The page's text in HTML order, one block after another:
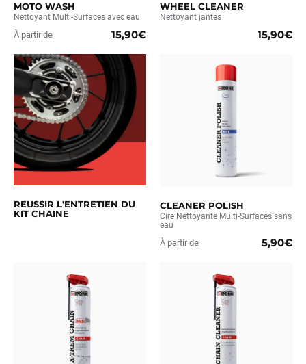
MOTO WASH
Nettoyant Multi-Surfaces avec eau
À partir de 15,90€
WHEEL CLEANER
Nettoyant jantes
15,90€
REUSSIR L'ENTRETIEN DU
KIT CHAINE
CLEANER POLISH
Cire Nettoyante Multi-Surfaces sans
eau
À partir de 5,90€